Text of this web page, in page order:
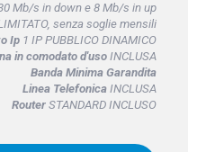
Mb/s in down e 8 Mb/s in up
senza soglie mensili
Ip1 IP PUBBLICO DINAMICO
in comodato d'usoINCLUSA
Banda Minima Garandita
Linea TelefonicaINCLUSA
RouterSTANDARD INCLUSO